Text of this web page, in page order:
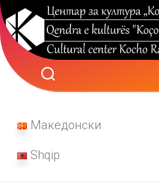
Skip
to
content
Македонски
Shqip